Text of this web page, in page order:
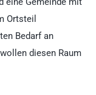
Ortsteil
Bedarf an
diesen Raum